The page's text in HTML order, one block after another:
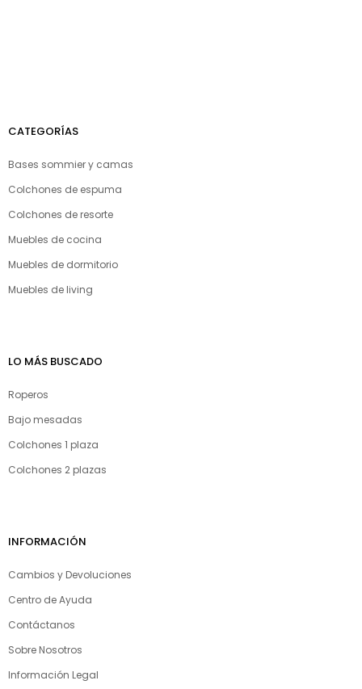
CATEGORÍAS
Bases sommier y camas
Colchones de espuma
Colchones de resorte
Muebles de cocina
Muebles de dormitorio
Muebles de living
LO MÁS BUSCADO
Roperos
Bajo mesadas
Colchones 1 plaza
Colchones 2 plazas
INFORMACIÓN
Cambios y Devoluciones
Centro de Ayuda
Contáctanos
Sobre Nosotros
Información Legal